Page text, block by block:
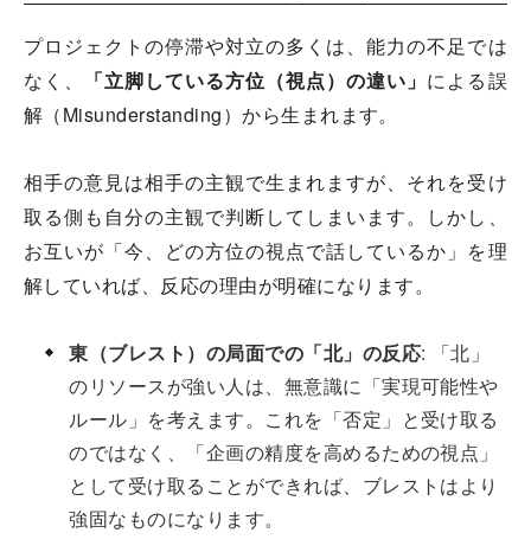
プロジェクトの停滞や対立の多くは、能力の不足では
なく、
「立脚している方位（視点）の違い」 による誤
解（Misunderstanding）から生まれます。
相手の意見は相手の主観で生まれますが、それを受け
取る側も自分の主観で判断してしまいます。しかし、
お互いが「今、どの方位の視点で話しているか」を理
解していれば、反応の理由が明確になります。
東（ブレスト）の局面での「北」の反応: 「北」
のリソースが強い人は、無意識に「実現可能性や
ルール」を考えます。これを「否定」と受け取る
のではなく、「企画の精度を高めるための視点」
として受け取ることができれば、ブレストはより
強固なものになります。